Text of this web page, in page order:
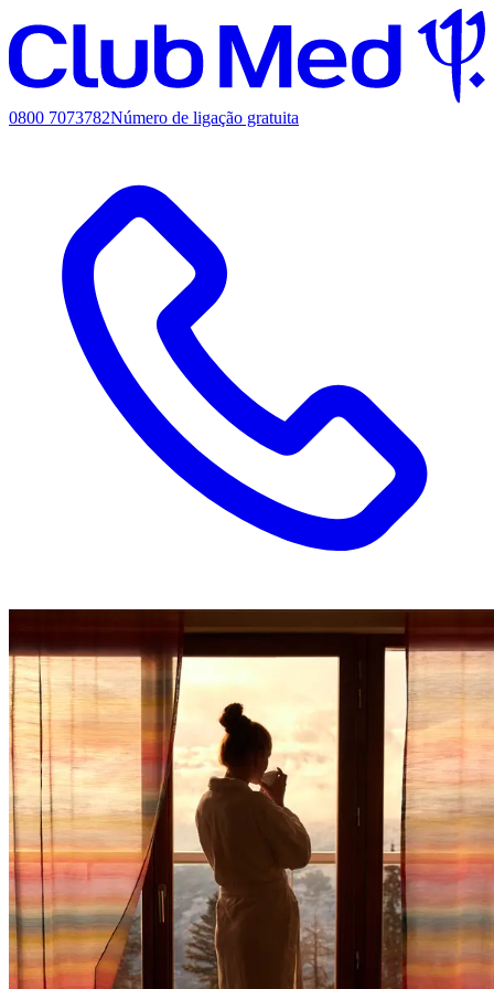
0800 7073782Número de ligação gratuita